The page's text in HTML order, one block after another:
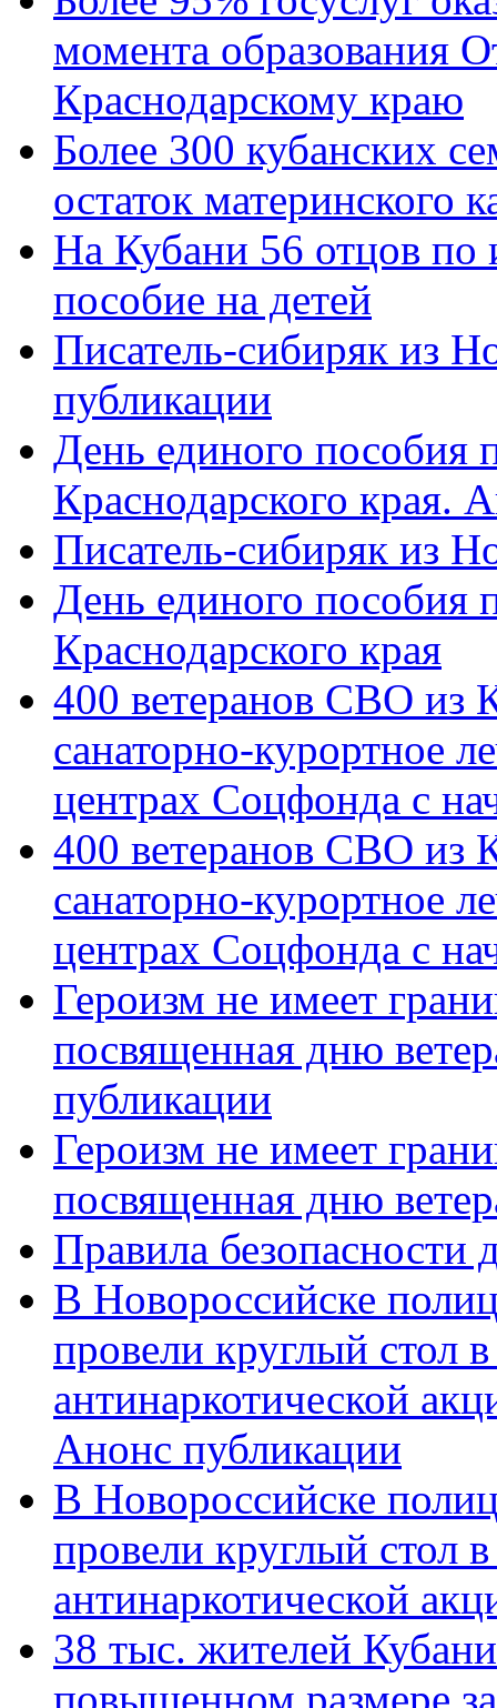
момента образования
Краснодарскому краю
Более 300 кубанских
остаток материнского
На Кубани 56 отцов по
пособие на детей
Писатель-сибиряк из
публикации
День единого пособия
Краснодарского края.
Писатель-сибиряк из
День единого пособия
Краснодарского края
400 ветеранов СВО из
санаторно-курортное
центрах Соцфонда с
400 ветеранов СВО из
санаторно-курортное
центрах Соцфонда с
Героизм не имеет
посвященная дню
публикации
Героизм не имеет
посвященная дню
Правила безопасности
В Новороссийске
провели круглый стол
антинаркотической
Анонс публикации
В Новороссийске
провели круглый стол
антинаркотической
38 тыс. жителей
повышенном размере